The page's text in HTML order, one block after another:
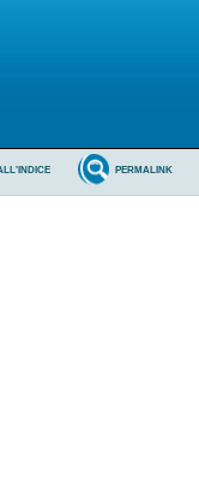
PERMALINK